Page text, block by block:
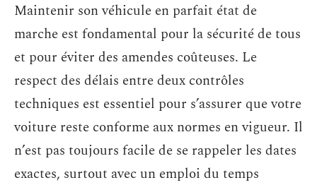
Maintenir son véhicule en parfait état de
marche est fondamental pour la sécurité de tous
et pour éviter des amendes coûteuses. Le
respect des délais entre deux contrôles
techniques est essentiel pour s’assurer que votre
voiture reste conforme aux normes en vigueur. Il
n’est pas toujours facile de se rappeler les dates
exactes, surtout avec un emploi du temps